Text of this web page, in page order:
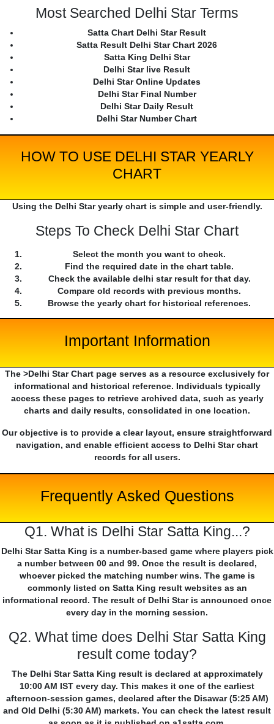
Most Searched Delhi Star Terms
Satta Chart Delhi Star Result
Satta Result Delhi Star Chart 2026
Satta King Delhi Star
Delhi Star live Result
Delhi Star Online Updates
Delhi Star Final Number
Delhi Star Daily Result
Delhi Star Number Chart
HOW TO USE DELHI STAR YEARLY
CHART
Using the Delhi Star yearly chart is simple and user-friendly.
Steps To Check Delhi Star Chart
Select the month you want to check.
Find the required date in the chart table.
Check the available delhi star result for that day.
Compare old records with previous months.
Browse the yearly chart for historical references.
Important Information
The >Delhi Star Chart page serves as a resource exclusively for
informational and historical reference. Individuals typically
access these pages to retrieve archived data, such as yearly
charts and daily results, consolidated in one location.
Our objective is to provide a clear layout, ensure straightforward
navigation, and enable efficient access to Delhi Star chart
records for all users.
Frequently Asked Questions
Q1. What is Delhi Star Satta King...?
Delhi Star Satta King is a number-based game where players pick
a number between 00 and 99. Once the result is declared,
whoever picked the matching number wins. The game is
commonly listed on Satta King result websites as an
informational record. The result of Delhi Star is announced once
every day in the morning session.
Q2. What time does Delhi Star Satta King
result come today?
The Delhi Star Satta King result is declared at approximately
10:00 AM IST every day. This makes it one of the earliest
afternoon-session games, declared after the Disawar (5:25 AM)
and Old Delhi (5:30 AM) markets. You can check the latest result